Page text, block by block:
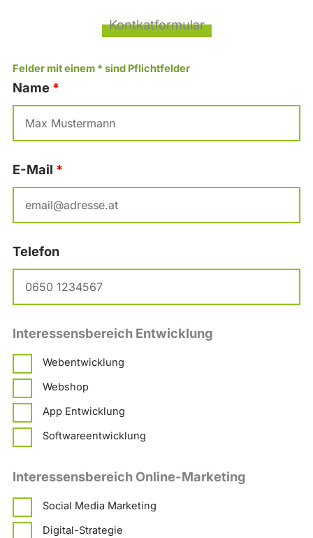
Kontkatformular
Felder mit einem * sind Pflichtfelder
Name *
E-Mail *
Telefon
Interessensbereich Entwicklung
Webentwicklung
Webshop
App Entwicklung
Softwareentwicklung
Interessensbereich Online-Marketing
Social Media Marketing
Digital-Strategie